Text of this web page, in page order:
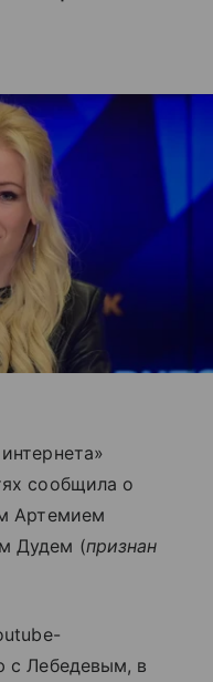
сообщила о
Артемием
Дудем (признан
с Лебедевым, в